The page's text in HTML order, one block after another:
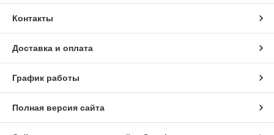
Контакты
Доставка и оплата
График работы
Полная версия сайта